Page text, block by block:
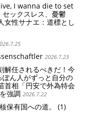
I wanna die to set
ックスレス、憂鬱
女性サナエ：道標とし
2026.7.23
解任されるべきだ！今
ん人がずっと自分の
首相「円安で外為特会
強調 2026.7.22
保有国への道。 (1)